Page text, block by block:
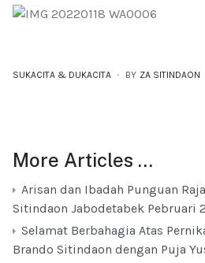
SUKACITA & DUKACITA BY ZA SITINDAON
More Articles …
Arisan dan Ibadah Punguan
Sitindaon Jabodetabek Pebruari
Selamat Berbahagia Atas
Brando Sitindaon dengan Puja